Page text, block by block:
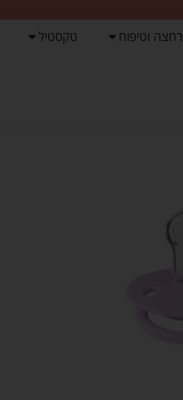
רחצה וטיפוח טקסטיל